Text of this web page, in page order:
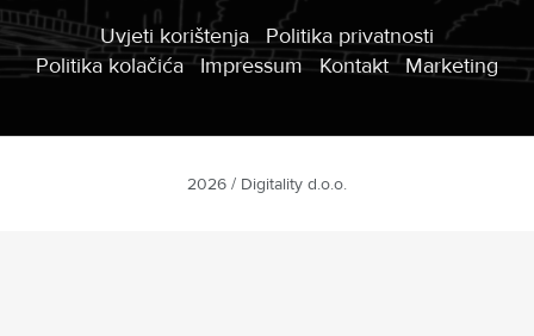
Uvjeti korištenja
Politika privatnosti
Politika kolačića
Impressum Kontakt Marketing
2026 / Digitality d.o.o.